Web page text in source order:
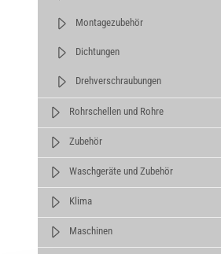
Montagezubehör
Dichtungen
Drehverschraubungen
Rohrschellen und Rohre
Zubehör
Waschgeräte und Zubehör
Klima
Maschinen